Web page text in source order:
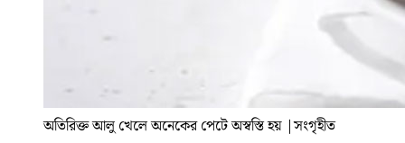
অতিরিক্ত আলু খেলে অনেকের পেটে অস্বস্তি হয় |সংগৃহীত